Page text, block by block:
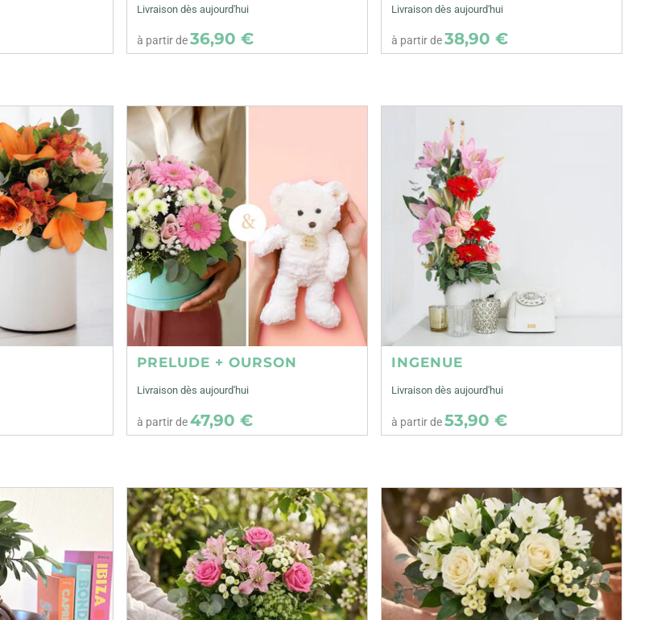
Livraison dès aujourd'hui
à partir de36,90 €
Livraison dès aujourd'hui
à partir de38,90 €
PRELUDE + OURSON
Livraison dès aujourd'hui
à partir de47,90 €
INGENUE
Livraison dès aujourd'hui
à partir de53,90 €